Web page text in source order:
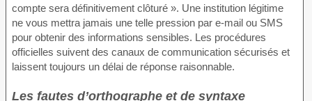
compte sera définitivement clôturé ». Une institution légitime
ne vous mettra jamais une telle pression par e-mail ou SMS
pour obtenir des informations sensibles. Les procédures
officielles suivent des canaux de communication sécurisés et
laissent toujours un délai de réponse raisonnable.
Les fautes d’orthographe et de syntaxe